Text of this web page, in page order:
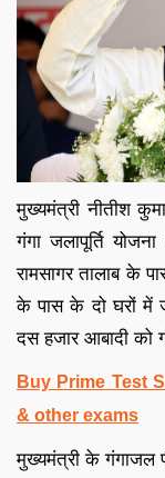
मुख्यमंत्री नीतीश
गंगा जलापूर्ति
रामसागर तालाब के
के पास के दो घरों में
दस हजार आबादी को
Buy Prime Test
& other exams
मुख्‍यमंत्री के गंगाजल